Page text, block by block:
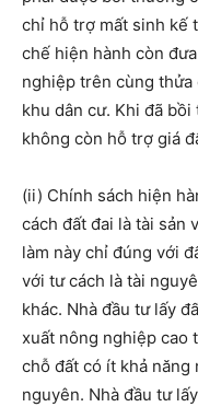
chỉ hỗ trợ mất sinh kế
chế hiện hành còn
nghiệp trên cùng thửa
khu dân cư. Khi đã
không còn hỗ trợ giá
(ii) Chính sách hiện
cách đất đai là tài sản
làm này chỉ đúng với
với tư cách là tài
khác. Nhà đầu tư lấy
xuất nông nghiệp cao
chỗ đất có ít khả
nguyên. Nhà đầu tư